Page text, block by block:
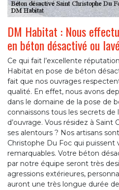
DM Habitat : Nous
en béton désactivé ou
Ce qui fait l’excellente
Habitat en pose de béton
fait que nos ouvrages
qualité. En effet, nous avons
dans le domaine de la pose de
connaissons tous les secrets
d’ouvrage. Vous résidez à
ses alentours ? Nos artisans
Christophe Du Foc qui puissent
remarquables. Votre béton
par notre équipe seront très
agressions extérieures,
auront une très longue durée